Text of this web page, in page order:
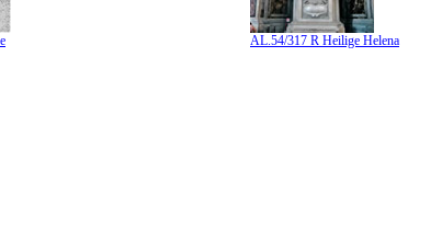
AL.54/317 R Heilige Helena